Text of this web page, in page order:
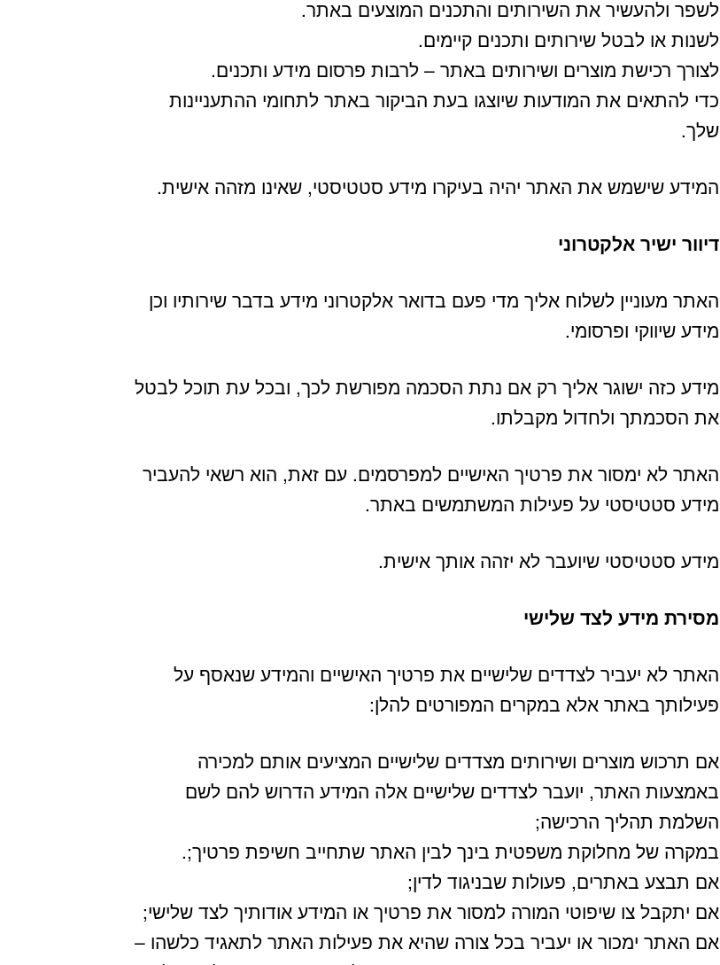
לשפר ולהעשיר את השירותים והתכנים המוצעים באתר.
לשנות או לבטל שירותים ותכנים קיימים.
לצורך רכישת מוצרים ושירותים באתר – לרבות פרסום מידע ותכנים.
כדי להתאים את המודעות שיוצגו בעת הביקור באתר לתחומי ההתעניינות
שלך.
המידע שישמש את האתר יהיה בעיקרו מידע סטטיסטי, שאינו מזהה אישית.
דיוור ישיר אלקטרוני
האתר מעוניין לשלוח אליך מדי פעם בדואר אלקטרוני מידע בדבר שירותיו וכן
מידע שיווקי ופרסומי.
מידע כזה ישוגר אליך רק אם נתת הסכמה מפורשת לכך, ובכל עת תוכל לבטל
את הסכמתך ולחדול מקבלתו.
האתר לא ימסור את פרטיך האישיים למפרסמים. עם זאת, הוא רשאי להעביר
מידע סטטיסטי על פעילות המשתמשים באתר.
מידע סטטיסטי שיועבר לא יזהה אותך אישית.
מסירת מידע לצד שלישי
האתר לא יעביר לצדדים שלישיים את פרטיך האישיים והמידע שנאסף על
פעילותך באתר אלא במקרים המפורטים להלן:
אם תרכוש מוצרים ושירותים מצדדים שלישיים המציעים אותם למכירה
באמצעות האתר, יועבר לצדדים שלישיים אלה המידע הדרוש להם לשם
השלמת תהליך הרכישה;
במקרה של מחלוקת משפטית בינך לבין האתר שתחייב חשיפת פרטיך;.
אם תבצע באתרים, פעולות שבניגוד לדין;
אם יתקבל צו שיפוטי המורה למסור את פרטיך או המידע אודותיך לצד שלישי;
אם האתר ימכור או יעביר בכל צורה שהיא את פעילות האתר לתאגיד כלשהו –